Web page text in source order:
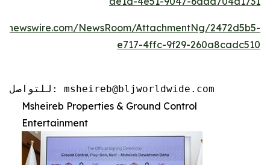
NewsRoom/AttachmentNg/2472d5b5-
e717-4ffc-9f29-260a8cadc510
للتواصل: msheireb@bljworldwide.com
Msheireb Properties & Ground Control
Entertainment